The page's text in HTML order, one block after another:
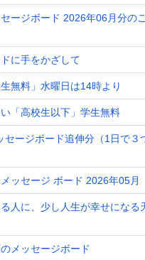
ージボード 2026年06月分の
に手をかざして
無料」水曜日は14時より
「高校生以下」学生無料
セージボード追伸分（1日で３
ッセージ ボード 2026年05月
人に、少し人生が幸せになる
メッセージボード